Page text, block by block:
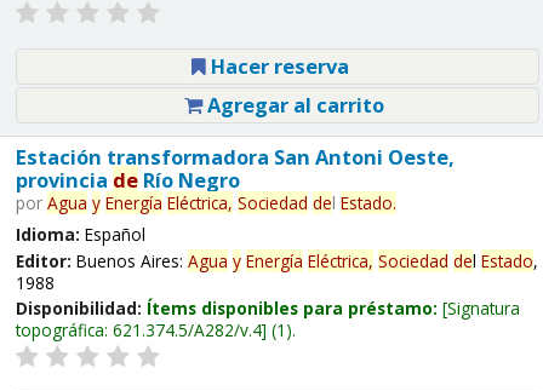
Hacer reserva
Agregar al carrito
Estación transformadora San Antoni Oeste,
provincia deRío Negro
por Agua y Energía Eléctrica, Sociedad del Estado.
Idioma: Español
Editor: Buenos Aires: Agua y Energía Eléctrica, Sociedad del Estado,
1988
Disponibilidad: Ítems disponibles para préstamo: Signatura
topográfica: 621.374.5/A282/v.4 (1).